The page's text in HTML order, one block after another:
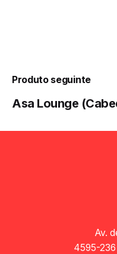
Produto seguinte
Asa Lounge
Av.
4595-236